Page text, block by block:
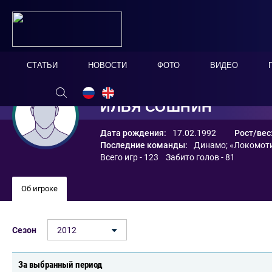
СТАТЬИ НОВОСТИ ФОТО ВИДЕО
ИЛЬЯ СОШНИН
Дата рождения: 17.02.1992
Рост/
Последние команды:
Динамо;
Всего игр - 123 Забито голов - 81
Об игроке
Сезон 2012
За выбранный период